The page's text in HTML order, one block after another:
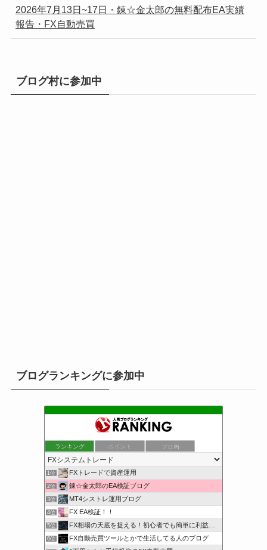
2026年7月13日~17日・錬☆金太郎の無料配布EA実績
報告・FX自動売買
ブログ村に参加中
ブログランキングに参加中
ランキング ポイント ブロ画
1位 FXトレードで資産運用
2位 錬☆金太郎のEA検証ブログ
3位 MT4シストレ運用ブログ
4位 FX EA検証！！
5位 FX相場の天底を捉える！初心者でも簡単に利益を狙える
6位 FX自動売買ツールとかで生活してる人のブログ